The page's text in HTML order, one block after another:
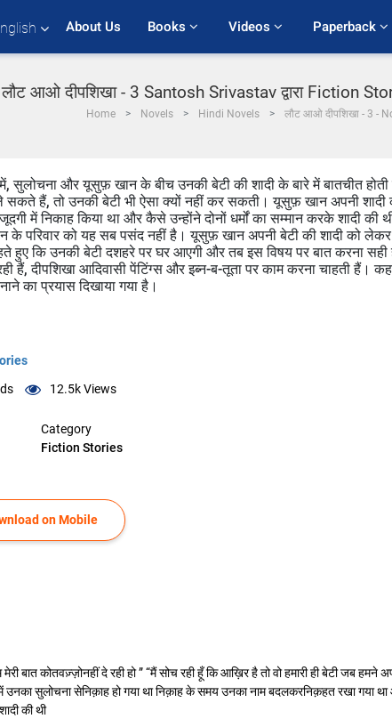
About Us Books Videos Paperback
लौट आओ दीपशिखा - 3 Santosh Srivastav द्वारा Fiction
Home Novels Hindi Novels लौट आओ दीपशिखा - 3 -
सुलोचना और यूसुफ़ खान के बीच उनकी बेटी की शादी के बारे में बातचीत
सकते हैं, तो उनकी बेटी भी ऐसा क्यों नहीं कर सकती। यूसुफ़ खान अपनी शादी
में निकाह किया था और कैसे उन्होंने दोनों धर्मों का सम्मान करके शादी की
के परिवार को यह सब पसंद नहीं है। यूसुफ़ खान अपनी बेटी की शादी को
हुए कि उनकी बेटी दशहरे पर घर आएगी और तब इस विषय पर बात करना सही
हैं, दीपशिखा आदिवासी पेंटिंग्स और इब्न-ब-तूता पर काम करना चाहती हैं।
का प्रयास दिखाया गया है।
12.5kViews
Category
Fiction Stories
on Mobile
बात कोतवज़्ज़ोनहीं दे रही हो ” “मैं सोच रही हूँ कि आख़िर है तो वो हमारी ही बेटी जब
उनका सुलोचना सेनिक़ाह हो गया था निक़ाह के समय उनका नाम बदलकरनिक़हत रखा गया
की थी